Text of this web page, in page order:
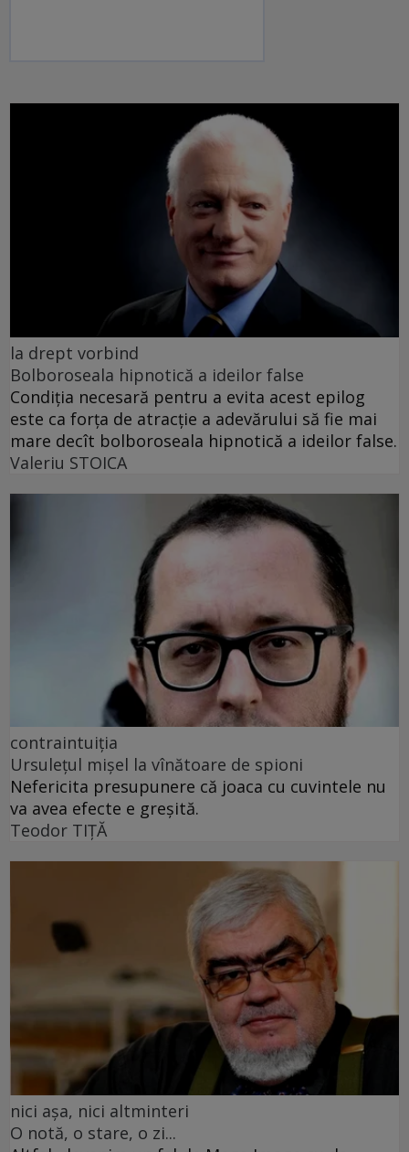
la drept vorbind
Bolboroseala hipnotică a ideilor false
Condiția necesară pentru a evita acest epilog
este ca forța de atracție a adevărului să fie mai
mare decît bolboroseala hipnotică a ideilor false.
Valeriu STOICA
contraintuiția
Ursulețul mișel la vînătoare de spioni
Nefericita presupunere că joaca cu cuvintele nu
va avea efecte e greșită.
Teodor TIŢĂ
nici așa, nici altminteri
O notă, o stare, o zi...